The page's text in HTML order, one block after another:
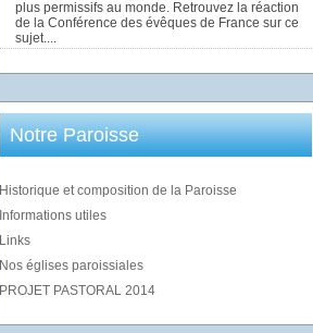
plus permissifs au monde. Retrouvez la réaction
de la Conférence des évêques de France sur ce
sujet....
Notre Paroisse
Historique et composition de la Paroisse
Informations utiles
Links
Nos églises paroissiales
PROJET PASTORAL 2014